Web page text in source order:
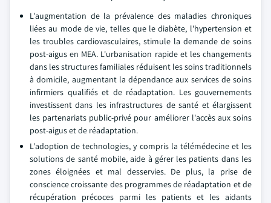
L'augmentation de la prévalence des maladies chroniques
liées au mode de vie, telles que le diabète, l'hypertension et
les troubles cardiovasculaires, stimule la demande de soins
post-aigus en MEA. L'urbanisation rapide et les changements
dans les structures familiales réduisent les soins traditionnels
à domicile, augmentant la dépendance aux services de soins
infirmiers qualifiés et de réadaptation. Les gouvernements
investissent dans les infrastructures de santé et élargissent
les partenariats public-privé pour améliorer l'accès aux soins
post-aigus et de réadaptation.
L'adoption de technologies, y compris la télémédecine et les
solutions de santé mobile, aide à gérer les patients dans les
zones éloignées et mal desservies. De plus, la prise de
conscience croissante des programmes de réadaptation et de
récupération précoces parmi les patients et les aidants